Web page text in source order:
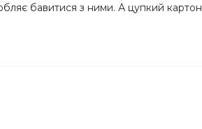
бавитися з ними. А цупкий картон